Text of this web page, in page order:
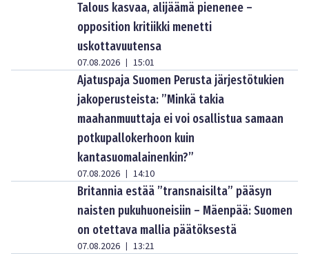
Talous kasvaa, alijäämä pienenee –
opposition kritiikki menetti
uskottavuutensa
07.08.2026 | 15:01
Ajatuspaja Suomen Perusta järjestötukien
jakoperusteista: ”Minkä takia
maahanmuuttaja ei voi osallistua samaan
potkupallokerhoon kuin
kantasuomalainenkin?”
07.08.2026 | 14:10
Britannia estää ”transnaisilta” pääsyn
naisten pukuhuoneisiin – Mäenpää: Suomen
on otettava mallia päätöksestä
07.08.2026 | 13:21